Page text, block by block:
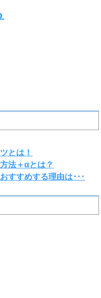
とは！
法＋αとは？
すすめする理由は･･･